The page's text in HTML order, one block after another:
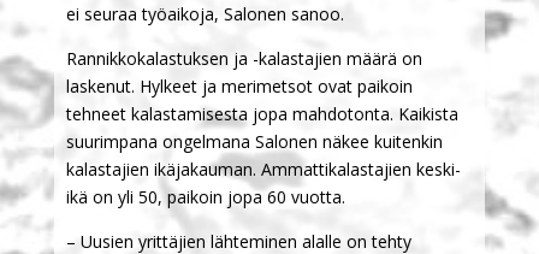
ei seuraa työaikoja, Salonen sanoo.
Rannikkokalastuksen ja -kalastajien määrä on
laskenut. Hylkeet ja merimetsot ovat paikoin
tehneet kalastamisesta jopa mahdotonta. Kaikista
suurimpana ongelmana Salonen näkee kuitenkin
kalastajien ikäjakauman. Ammattikalastajien keski-
ikä on yli 50, paikoin jopa 60 vuotta.
– Uusien yrittäjien lähteminen alalle on tehty